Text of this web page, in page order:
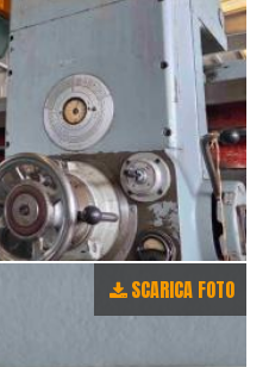
SCARICA FOTO